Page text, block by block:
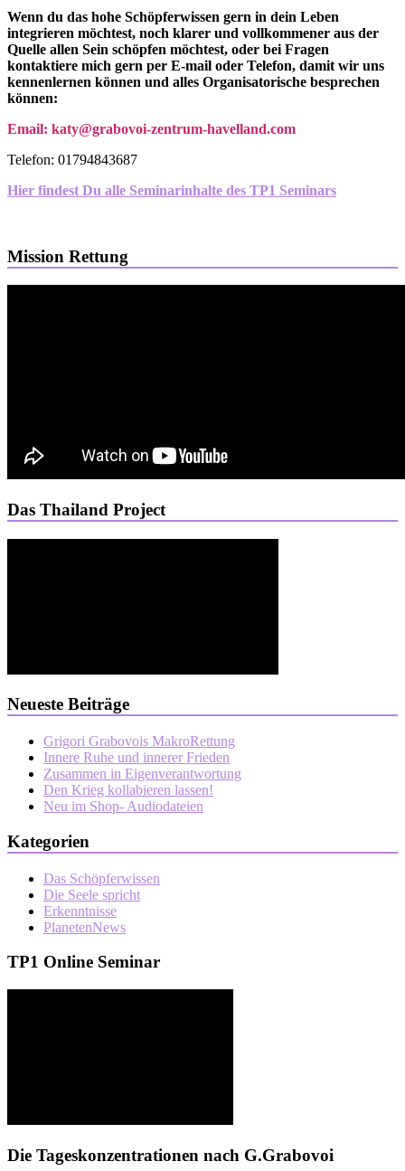
Wenn du das hohe Schöpferwissen gern in dein Leben
integrieren möchtest, noch klarer und vollkommener aus der
Quelle allen Sein schöpfen möchtest, oder bei Fragen
kontaktiere mich gern per E-mail oder Telefon, damit wir uns
kennenlernen können und alles Organisatorische besprechen
können:
Email: katy@grabovoi-zentrum-havelland.com
Telefon: 01794843687
Hier findest Du alle Seminarinhalte des TP1 Seminars
Mission Rettung
Das Thailand Project
Neueste Beiträge
Grigori Grabovois MakroRettung
Innere Ruhe und innerer Frieden
Zusammen in Eigenverantwortung
Den Krieg kollabieren lassen!
Neu im Shop- Audiodateien
Kategorien
Das Schöpferwissen
Die Seele spricht
Erkenntnisse
PlanetenNews
TP1 Online Seminar
Die Tageskonzentrationen nach G.Grabovoi